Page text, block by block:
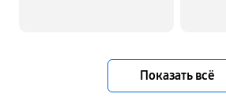
Показать всё